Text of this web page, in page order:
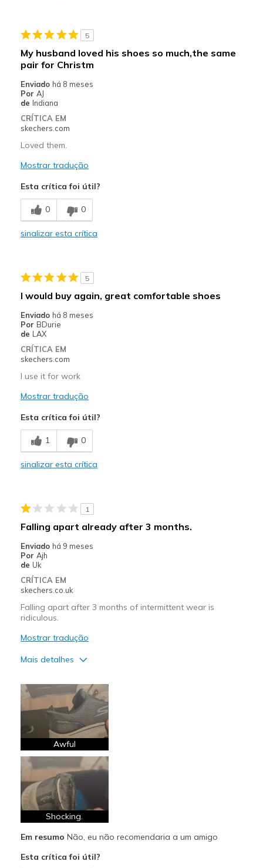
Casual Wear
Width
Sizing
View On Shoes
5
My husband loved his shoes so much,the same
pair for Christm
Enviado há 8 meses
Por AJ
de Indiana
CRÍTICA EM
skechers.com
Loved them.
Mostrar tradução
Esta crítica foi útil?
0 0
sinalizar esta crítica
5
I would buy again, great comfortable shoes
Enviado há 8 meses
Por BDurie
de LAX
CRÍTICA EM
skechers.com
I use it for work
Mostrar tradução
Esta crítica foi útil?
1 0
sinalizar esta crítica
1
Falling apart already after 3 months.
Enviado há 9 meses
Por Ajh
de Uk
CRÍTICA EM
skechers.co.uk
Falling apart after 3 months of intermittent wear is
ridiculous.
Mostrar tradução
Mais detalhes
Comfortable
Contras
Poor Quality
Width
Feels true to width
Sizing
Awful
Shocking.
Em resumo Não, eu não recomendaria a um amigo
Esta crítica foi útil?